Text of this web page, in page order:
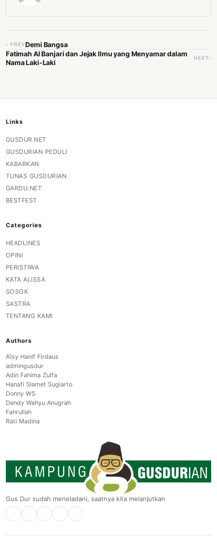
‹ PREVDemi Bangsa
Fatimah Al Banjari dan Jejak Ilmu yang Menyamar dalam
Nama Laki-Laki
NEXT›
Links
GUSDUR.NET
GUSDURIAN PEDULI
KABARKAN
TUNAS GUSDURIAN
GARDU.NET
BESTFEST
Categories
HEADLINES
OPINI
PERISTIWA
KATA ALISSA
SOSOK
SASTRA
TENTANG KAMI
Authors
A’isy Hanif Firdaus
admingusdur
Adin Fahima Zulfa
Hanafi Slamet Sugiarto
Donny WS
Dendy Wahyu Anugrah
Fahrullah
Rati Madina
Gus Dur sudah meneladani, saatnya kita melanjutkan